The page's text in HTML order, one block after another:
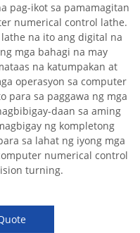
pag-ikot sa pamamagitan
numerical control lathe.
na ito ang digital na
mga bahagi na may
na katumpakan at
operasyon sa computer
para sa paggawa ng mga
daan sa aming
ng kompletong
sa lahat ng iyong mga
numerical control
turning.